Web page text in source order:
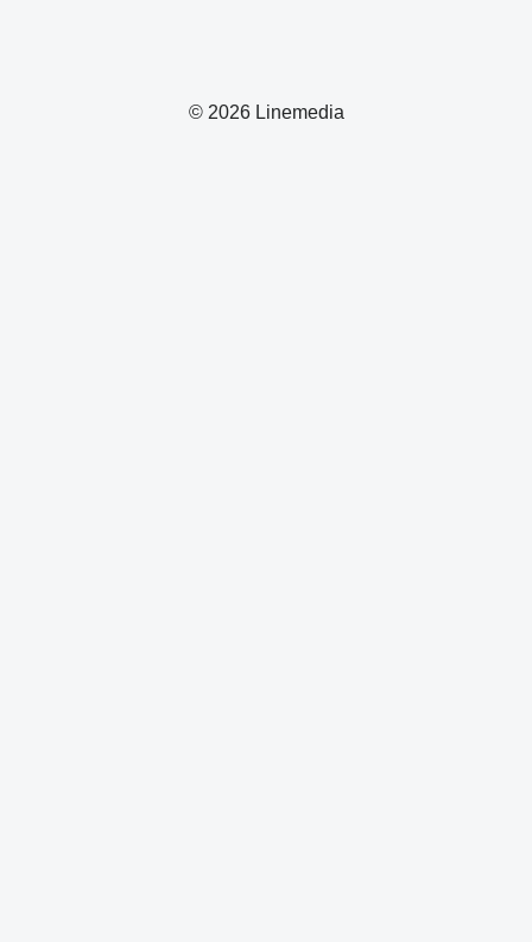
© 2026 Linemedia